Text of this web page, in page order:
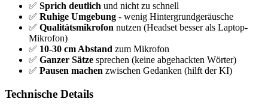
✅ Sprich deutlich und nicht zu schnell
✅ Ruhige Umgebung - wenig Hintergrundgeräusche
✅ Qualitätsmikrofon nutzen (Headset besser als Laptop-
Mikrofon)
✅ 10-30 cm Abstand zum Mikrofon
✅ Ganzer Sätze sprechen (keine abgehackten Wörter)
✅ Pausen machen zwischen Gedanken (hilft der KI)
Technische Details